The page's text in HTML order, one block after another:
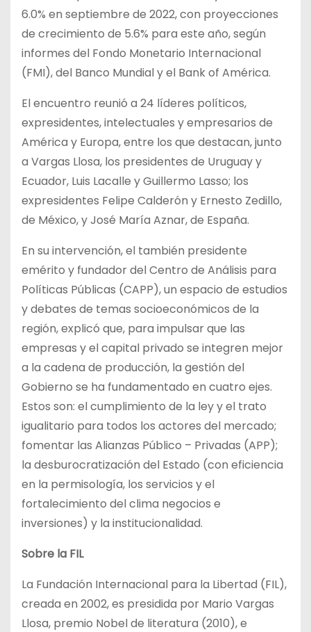
6.0% en septiembre de 2022, con proyecciones
de crecimiento de 5.6% para este año, según
informes del Fondo Monetario Internacional
(FMI), del Banco Mundial y el Bank of América.
El encuentro reunió a 24 líderes políticos,
expresidentes, intelectuales y empresarios de
América y Europa, entre los que destacan, junto
a Vargas Llosa, los presidentes de Uruguay y
Ecuador, Luis Lacalle y Guillermo Lasso; los
expresidentes Felipe Calderón y Ernesto Zedillo,
de México, y José María Aznar, de España.
En su intervención, el también presidente
emérito y fundador del Centro de Análisis para
Políticas Públicas (CAPP), un espacio de estudios
y debates de temas socioeconómicos de la
región, explicó que, para impulsar que las
empresas y el capital privado se integren mejor
a la cadena de producción, la gestión del
Gobierno se ha fundamentado en cuatro ejes.
Estos son: el cumplimiento de la ley y el trato
igualitario para todos los actores del mercado;
fomentar las Alianzas Público – Privadas (APP);
la desburocratización del Estado (con eficiencia
en la permisología, los servicios y el
fortalecimiento del clima negocios e
inversiones) y la institucionalidad.
Sobre la FIL
La Fundación Internacional para la Libertad (FIL),
creada en 2002, es presidida por Mario Vargas
Llosa, premio Nobel de literatura (2010), e